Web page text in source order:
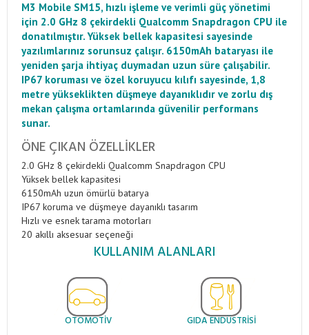
M3 Mobile SM15, hızlı işleme ve verimli güç yönetimi
için 2.0 GHz 8 çekirdekli Qualcomm Snapdragon CPU ile
donatılmıştır. Yüksek bellek kapasitesi sayesinde
yazılımlarınız sorunsuz çalışır. 6150mAh bataryası ile
yeniden şarja ihtiyaç duymadan uzun süre çalışabilir.
IP67 koruması ve özel koruyucu kılıfı sayesinde, 1,8
metre yükseklikten düşmeye dayanıklıdır ve zorlu dış
mekan çalışma ortamlarında güvenilir performans
sunar.
ÖNE ÇIKAN ÖZELLIKLER
2.0 GHz 8 çekirdekli Qualcomm Snapdragon CPU
Yüksek bellek kapasitesi
6150mAh uzun ömürlü batarya
IP67 koruma ve düşmeye dayanıklı tasarım
Hızlı ve esnek tarama motorları
20 akıllı aksesuar seçeneği
KULLANIM ALANLARI
OTOMOTIV GIDA ENDÜSTRISI